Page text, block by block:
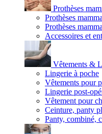
Prothèses
Prothèses
Prothèses
Accessoires et
Vêtements &
Lingerie à poche
Vêtements pour
Lingerie post-
Vêtement pour
Ceinture, panty
Panty, combiné,